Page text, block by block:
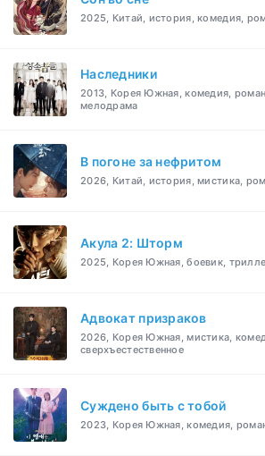
2025, Китай, история, комедия,
Наследники
2013, Корея Южная, комедия,
мелодрама
В погоне за нефритом
2026, Китай, история, мистика,
Акула 2: Шторм
2025, Корея Южная, боевик,
Адвокат призраков
2026, Корея Южная, мистика,
сверхъестественное
Суждено быть с тобой
2023, Корея Южная, комедия,